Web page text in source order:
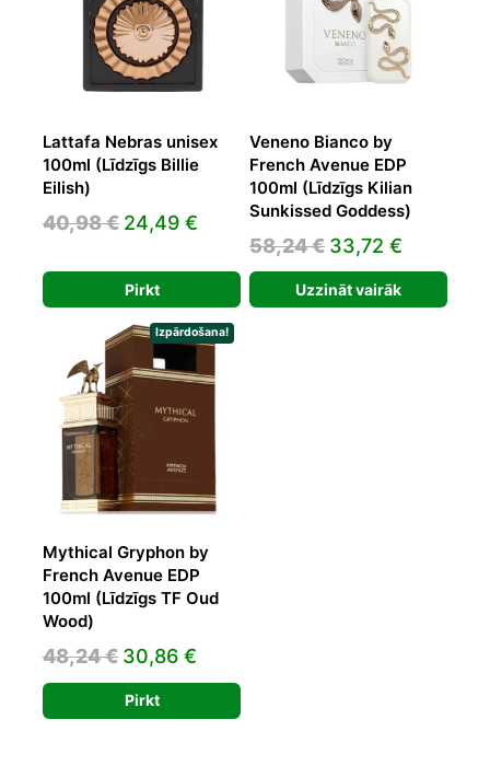
Lattafa Nebras unisex
100ml (Līdzīgs Billie
Eilish)
40,98€ Original
was:
40,98 €.
24,49 € Current
24,49 €.
Pirkt
Veneno Bianco by
French Avenue EDP
100ml (Līdzīgs Kilian
Sunkissed Goddess)
58,24€ Original
price
was:
33,72 €
price
is:
Uzzināt vairāk
Izpārdošana!
Mythical Gryphon by
French Avenue EDP
100ml (Līdzīgs TF Oud
Wood)
48,24€ Original
price
was:
30,86 €
price
is:
Pirkt